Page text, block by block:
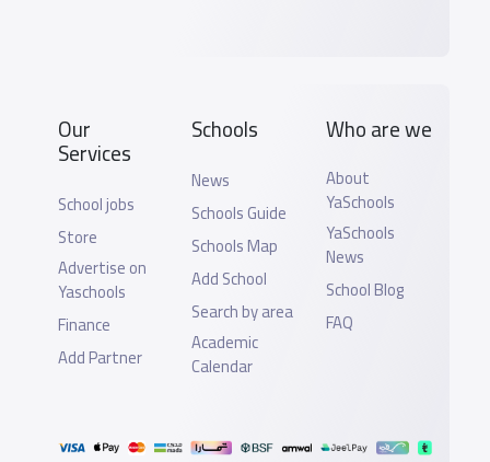
Our
Services
School jobs
Store
Advertise on
Yaschools
Finance
Add Partner
Schools
News
Schools Guide
Schools Map
Add School
Search by area
Academic
Calendar
Who are we
About
YaSchools
YaSchools
News
School Blog
FAQ